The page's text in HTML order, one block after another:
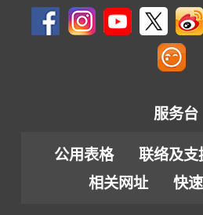
服务台
公用表格 联络及支
相关网址
快